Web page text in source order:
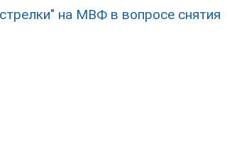
на МВФ в вопросе снятия